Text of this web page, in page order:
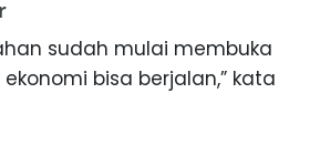
sudah mulai membuka
bisa berjalan,” kata